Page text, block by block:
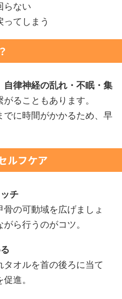
らない
ってしまう
自律神経の乱れ・不眠・集
がることもあります。
に時間がかかるため、早
ルフケア
チ
の可動域を広げましょ
ら行うのがコツ。
オルを首の後ろに当て
進。